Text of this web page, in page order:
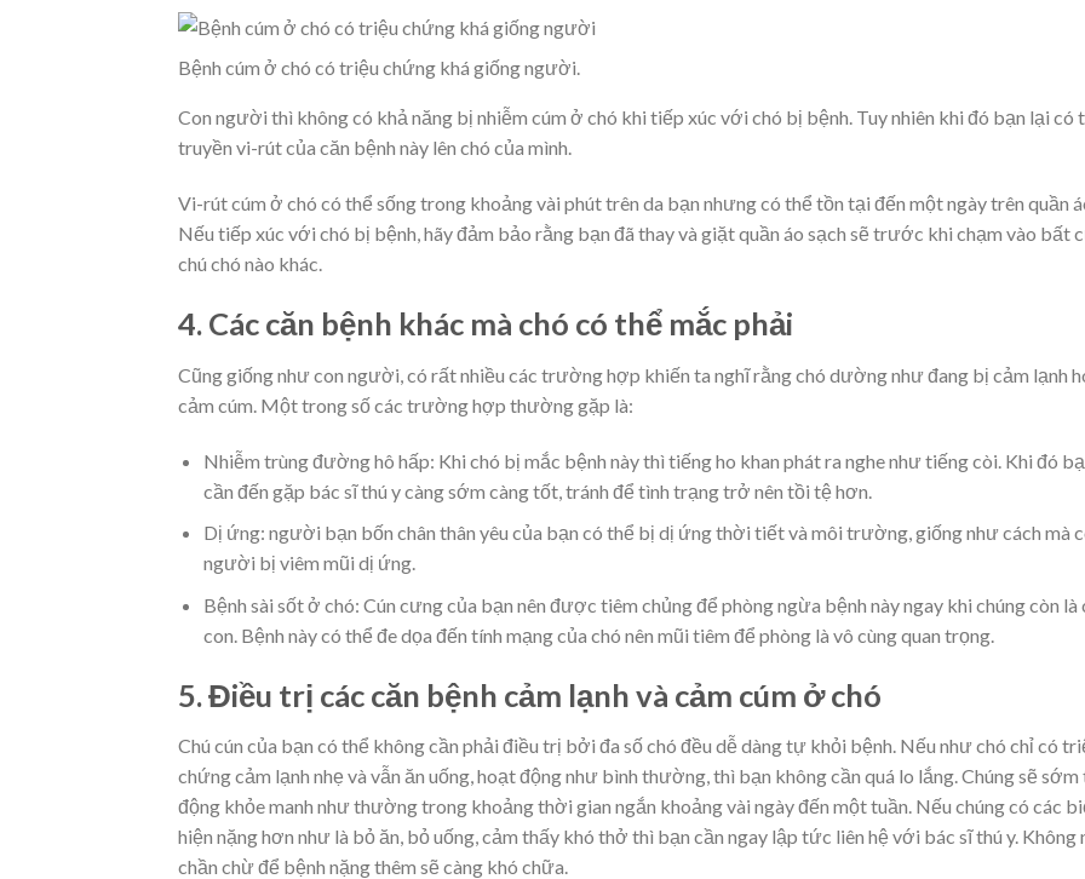
Bệnh cúm ở chó có triệu chứng khá giống người.
Con người thì không có khả năng bị nhiễm cúm ở chó khi tiếp xúc với chó bị bệnh. Tuy nhiên khi đó bạn lại có
truyền vi-rút của căn bệnh này lên chó của mình.
Vi-rút cúm ở chó có thể sống trong khoảng vài phút trên da bạn nhưng có thể tồn tại đến một ngày trên quần
Nếu tiếp xúc với chó bị bệnh, hãy đảm bảo rằng bạn đã thay và giặt quần áo sạch sẽ trước khi chạm vào bất
chú chó nào khác.
4. Các căn bệnh khác mà chó có thể mắc phải
Cũng giống như con người, có rất nhiều các trường hợp khiến ta nghĩ rằng chó dường như đang bị cảm lạnh
cảm cúm. Một trong số các trường hợp thường gặp là:
Nhiễm trùng đường hô hấp: Khi chó bị mắc bệnh này thì tiếng ho khan phát ra nghe như tiếng còi. Khi đó
cần đến gặp bác sĩ thú y càng sớm càng tốt, tránh để tình trạng trở nên tồi tệ hơn.
Dị ứng: người bạn bốn chân thân yêu của bạn có thể bị dị ứng thời tiết và môi trường, giống như cách mà
người bị viêm mũi dị ứng.
Bệnh sài sốt ở chó: Cún cưng của bạn nên được tiêm chủng để phòng ngừa bệnh này ngay khi chúng còn là
con. Bệnh này có thể đe dọa đến tính mạng của chó nên mũi tiêm để phòng là vô cùng quan trọng.
5. Điều trị các căn bệnh cảm lạnh và cảm cúm ở chó
Chú cún của bạn có thể không cần phải điều trị bởi đa số chó đều dễ dàng tự khỏi bệnh. Nếu như chó chỉ có
chứng cảm lạnh nhẹ và vẫn ăn uống, hoạt động như bình thường, thì bạn không cần quá lo lắng. Chúng sẽ
động khỏe manh như thường trong khoảng thời gian ngắn khoảng vài ngày đến một tuần. Nếu chúng có các
hiện nặng hơn như là bỏ ăn, bỏ uống, cảm thấy khó thở thì bạn cần ngay lập tức liên hệ với bác sĩ thú y. Không
chần chừ để bệnh nặng thêm sẽ càng khó chữa.